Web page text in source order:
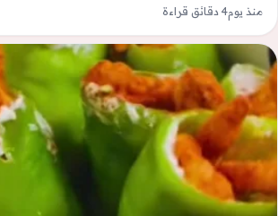
Week, pointing to a network of healthcare,…
منذ يوم4 دقائق قراءة